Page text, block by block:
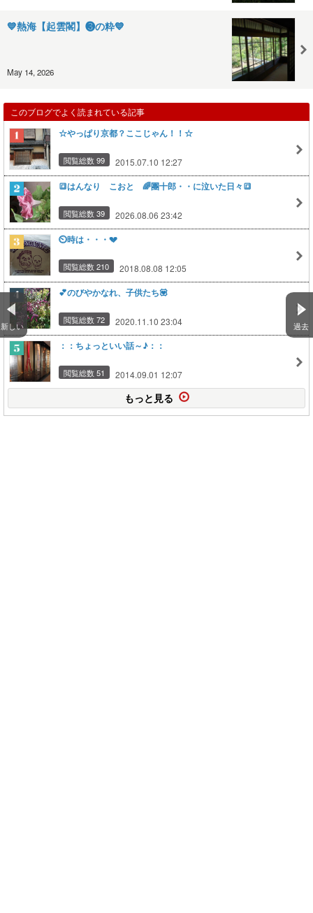
新しい 過去
💙熱海【起雲閣】❸の粋💙
May 14, 2026
このブログでよく読まれている記事
☆やっぱり京都？ここじゃん！！☆
閲覧総数 99 2015.07.10 12:27
🔳はんなり こおと 🌈團十郎・・に泣いた日々🔳
閲覧総数 39 2026.08.06 23:42
⏲時は・・・💔
閲覧総数 210 2018.08.08 12:05
💕のびやかなれ、子供たち💟
閲覧総数 72 2020.11.10 23:04
：：ちょっといい話～♪：：
閲覧総数 51 2014.09.01 12:07
もっと見る